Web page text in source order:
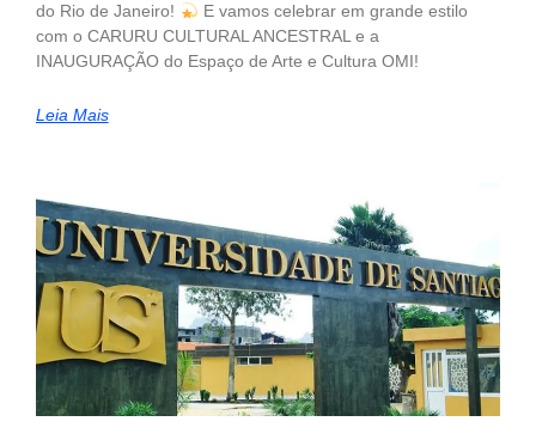
do Rio de Janeiro!
E vamos celebrar em grande estilo
com o CARURU CULTURAL ANCESTRAL e a
INAUGURAÇÃO do Espaço de Arte e Cultura OMI!
Leia Mais